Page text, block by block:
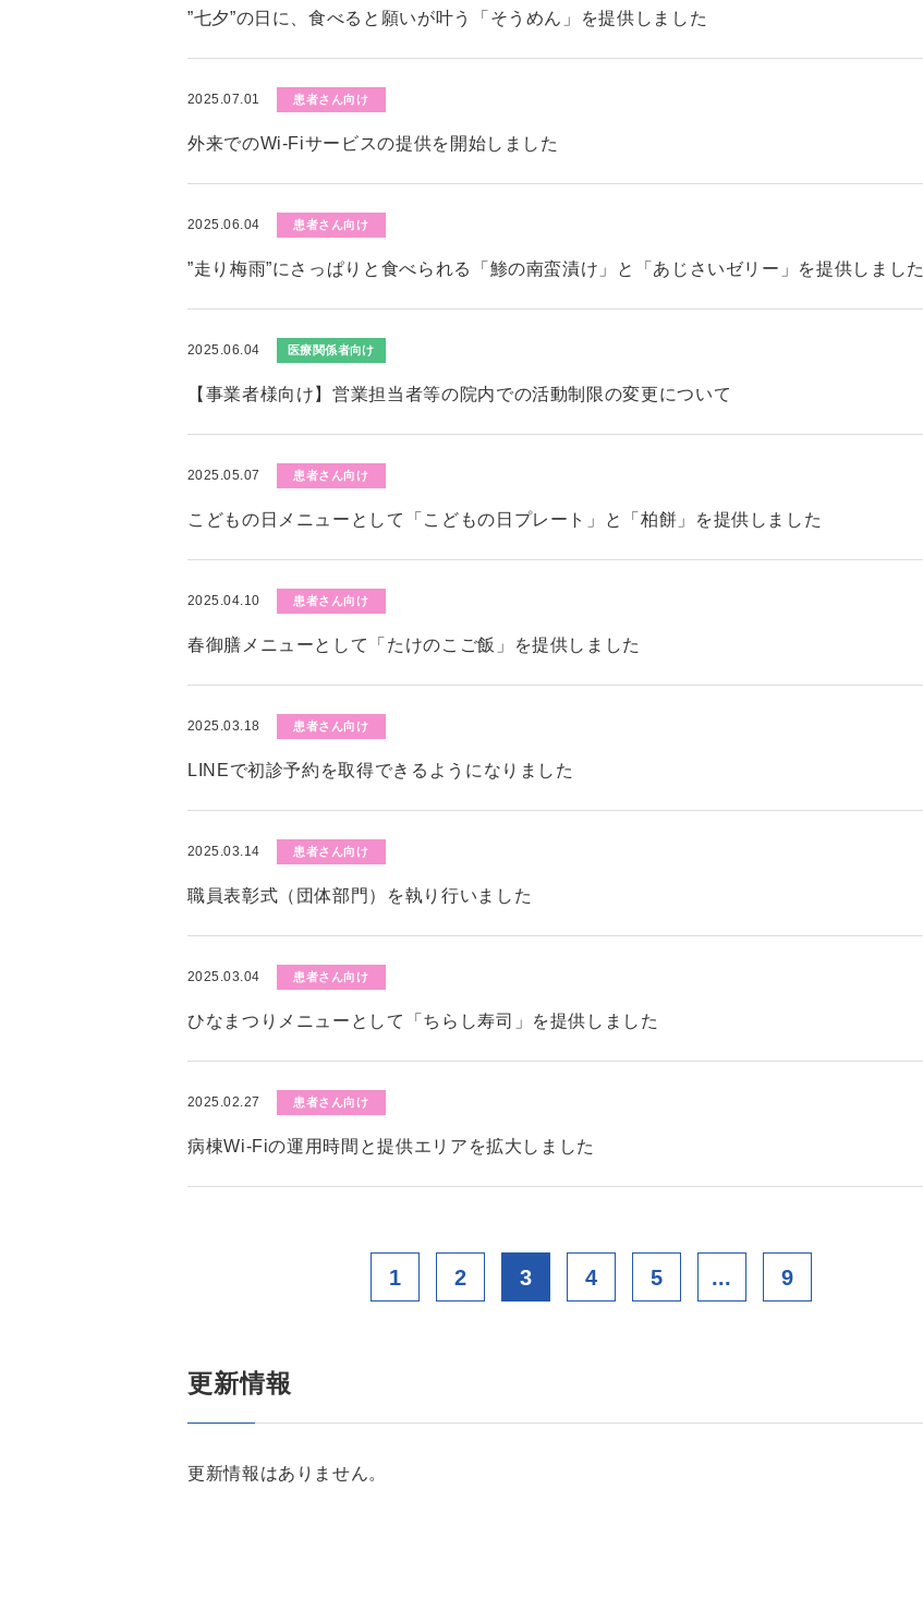
”七夕”の日に、食べると願いが叶う「そうめん」を提供しました
2025.07.01 患者さん向け
外来でのWi-Fiサービスの提供を開始しました
2025.06.04 患者さん向け
”走り梅雨”にさっぱりと食べられる「鯵の南蛮漬け」と「あじさいゼリー」を提供しました
2025.06.04 医療関係者向け
【事業者様向け】営業担当者等の院内での活動制限の変更について
2025.05.07 患者さん向け
こどもの日メニューとして「こどもの日プレート」と「柏餅」を提供しました
2025.04.10 患者さん向け
春御膳メニューとして「たけのこご飯」を提供しました
2025.03.18 患者さん向け
LINEで初診予約を取得できるようになりました
2025.03.14 患者さん向け
職員表彰式（団体部門）を執り行いました
2025.03.04 患者さん向け
ひなまつりメニューとして「ちらし寿司」を提供しました
2025.02.27 患者さん向け
病棟Wi-Fiの運用時間と提供エリアを拡大しました
1 2 3 4 5 ... 9
更新情報
更新情報はありません。